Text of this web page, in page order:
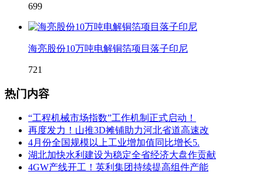
699
海亮股份10万吨电解铜箔项目落子印尼
721
热门内容
“工程机械市场指数”工作机制正式启动！
再度发力！山推3D摊铺助力河北省道高速改
4月份全国规模以上工业增加值同比增长5.
湖北加快水利建设为稳定全省经济大盘作贡献
4GW产线开工！英利集团持续提高组件产能